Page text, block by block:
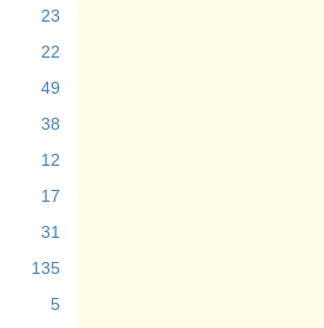
23
22
49
38
12
17
31
135
5